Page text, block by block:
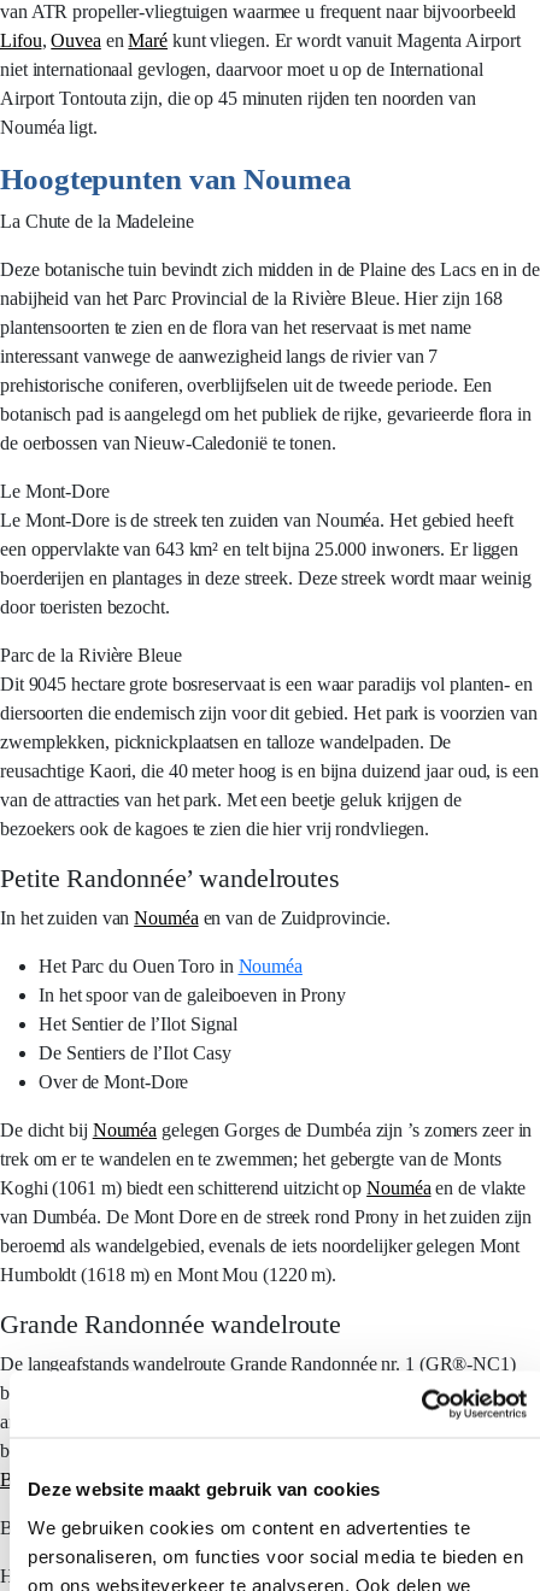
Deze website maakt gebruik van cookies
We gebruiken cookies om content en advertenties te
personaliseren, om functies voor social media te bieden en
om ons websiteverkeer te analyseren. Ook delen we
van ATR propeller-vliegtuigen waarmee u frequent naar bijvoorbeeld
Lifou,Ouvea enMaré kunt vliegen. Er wordt vanuit Magenta Airport
niet internationaal gevlogen, daarvoor moet u op de International
Airport Tontouta zijn, die op 45 minuten rijden ten noorden van
Nouméa ligt.
Hoogtepunten van Noumea
La Chute de la Madeleine
Deze botanische tuin bevindt zich midden in de Plaine des Lacs en in de
nabijheid van het Parc Provincial de la Rivière Bleue. Hier zijn 168
plantensoorten te zien en de flora van het reservaat is met name
interessant vanwege de aanwezigheid langs de rivier van 7
prehistorische coniferen, overblijfselen uit de tweede periode. Een
botanisch pad is aangelegd om het publiek de rijke, gevarieerde flora in
de oerbossen van Nieuw-Caledonië te tonen.
Le Mont-Dore
Le Mont-Dore is de streek ten zuiden van Nouméa. Het gebied heeft
een oppervlakte van 643 km² en telt bijna 25.000 inwoners. Er liggen
boerderijen en plantages in deze streek. Deze streek wordt maar weinig
door toeristen bezocht.
Parc de la Rivière Bleue
Dit 9045 hectare grote bosreservaat is een waar paradijs vol planten- en
diersoorten die endemisch zijn voor dit gebied. Het park is voorzien van
zwemplekken, picknickplaatsen en talloze wandelpaden. De
reusachtige Kaori, die 40 meter hoog is en bijna duizend jaar oud, is een
van de attracties van het park. Met een beetje geluk krijgen de
bezoekers ook de kagoes te zien die hier vrij rondvliegen.
Petite Randonnée’ wandelroutes
In het zuiden vanNouméa en van de Zuidprovincie.
Het Parc du Ouen Toro in Nouméa
In het spoor van de galeiboeven in Prony
Het Sentier de l’Ilot Signal
De Sentiers de l’Ilot Casy
Over de Mont-Dore
De dicht bij Nouméa gelegen Gorges de Dumbéa zijn ’s zomers zeer in
trek om er te wandelen en te zwemmen; het gebergte van de Monts
Koghi (1061 m) biedt een schitterend uitzicht opNouméa en de vlakte
van Dumbéa. De Mont Dore en de streek rond Prony in het zuiden zijn
beroemd als wandelgebied, evenals de iets noordelijker gelegen Mont
Humboldt (1618 m) en Mont Mou (1220 m).
Grande Randonnée wandelroute
De langeafstands wandelroute Grande Randonnée nr. 1 (GR®-NC1)
biedt wandelaars de gelegenheid
op een geheel
andere wijze te benaderen en op plaatsen te komen die alleen te voet
bereikbaar zijn. Het eerste traject start in Prony (uiterste zuidpunt van
Boulouparis
Bourail
Hienghène